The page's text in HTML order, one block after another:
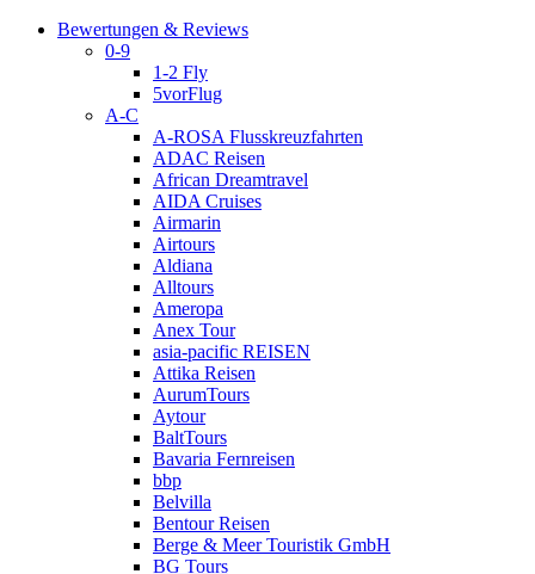
Bewertungen & Reviews
0-9
1-2 Fly
5vorFlug
A-C
A-ROSA Flusskreuzfahrten
ADAC Reisen
African Dreamtravel
AIDA Cruises
Airmarin
Airtours
Aldiana
Alltours
Ameropa
Anex Tour
asia-pacific REISEN
Attika Reisen
AurumTours
Aytour
BaltTours
Bavaria Fernreisen
bbp
Belvilla
Bentour Reisen
Berge & Meer Touristik GmbH
BG Tours